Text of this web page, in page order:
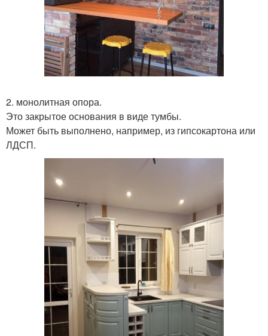
2. монолитная опора.
Это закрытое основания в виде тумбы.
Может быть выполнено, например, из гипсокартона или
ЛДСП.